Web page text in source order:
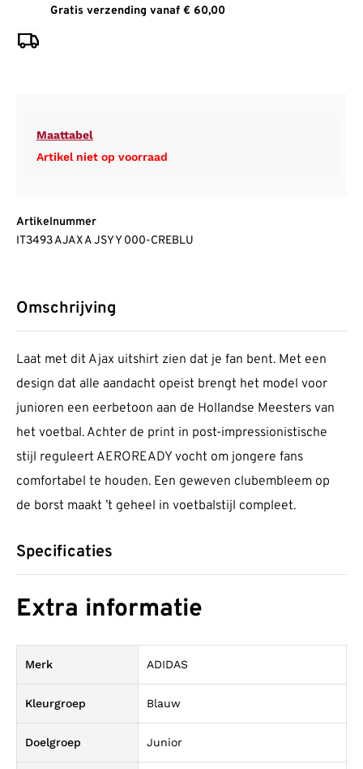
Gratis verzending vanaf € 60,00
Maattabel
Artikel niet op voorraad
Artikelnummer
IT3493 AJAX A JSY Y 000-CREBLU
Omschrijving
Laat met dit Ajax uitshirt zien dat je fan bent. Met een
design dat alle aandacht opeist brengt het model voor
junioren een eerbetoon aan de Hollandse Meesters van
het voetbal. Achter de print in post-impressionistische
stijl reguleert AEROREADY vocht om jongere fans
comfortabel te houden. Een geweven clubembleem op
de borst maakt ’t geheel in voetbalstijl compleet.
Specificaties
Extra informatie
Merk ADIDAS
Kleurgroep Blauw
Doelgroep Junior